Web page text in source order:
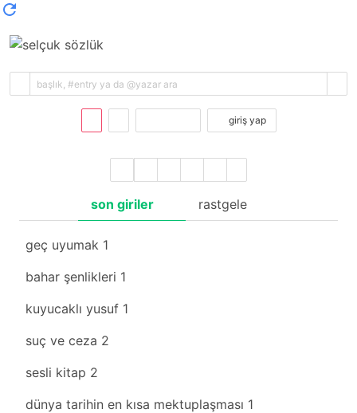
giriş yap
son giriler rastgele
geç uyumak 1
bahar şenlikleri 1
kuyucaklı yusuf 1
suç ve ceza 2
sesli kitap 2
dünya tarihin en kısa mektuplaşması 1